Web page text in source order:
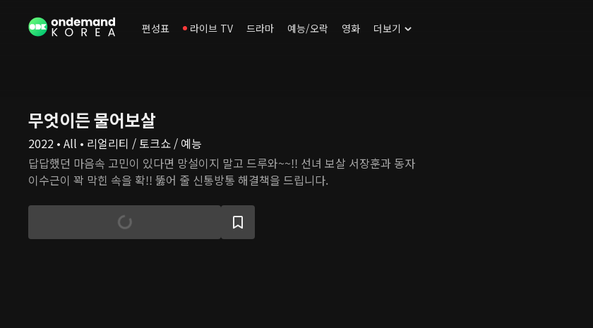
편성표 라이브 TV 드라마 예능/오락 영화 더보기
무엇이든 물어보살
2022 • All • 리얼리티 / 토크쇼 / 예능
답답했던 마음속 고민이 있다면 망설이지 말고 드루와~~!! 선녀 보살 서장훈과 동자
이수근이 꽉 막힌 속을 확!! 뚫어 줄 신통방통 해결책을 드립니다.